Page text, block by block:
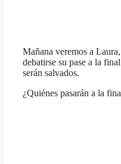
Mañana veremos a
debatirse su pase a la
serán salvados.
¿Quiénes pasarán a la